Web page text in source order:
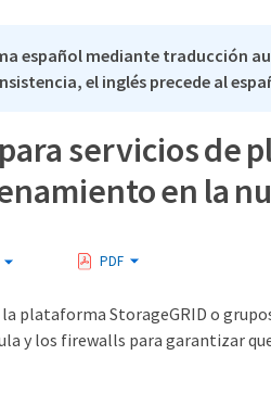
español mediante traducción
el inglés precede al
servicios de
en la
PDF
plataforma StorageGRID o
y los firewalls para garantizar